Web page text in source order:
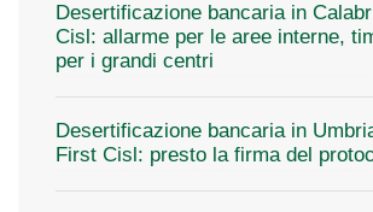
Desertificazione bancaria in
Cisl: allarme per le aree interne,
per i grandi centri
Desertificazione bancaria in
First Cisl: presto la firma del